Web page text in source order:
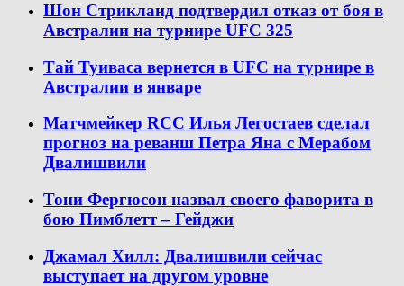
Шон Стрикланд подтвердил отказ от боя в
Австралии на турнире UFC 325
Тай Туиваса вернется в UFC на турнире в
Австралии в январе
Матчмейкер RCC Илья Легостаев сделал
прогноз на реванш Петра Яна с Мерабом
Двалишвили
Тони Фергюсон назвал своего фаворита в
бою Пимблетт – Гейджи
Джамал Хилл: Двалишвили сейчас
выступает на другом уровне